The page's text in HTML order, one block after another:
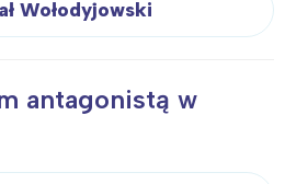
Wołodyjowski
antagonistą w